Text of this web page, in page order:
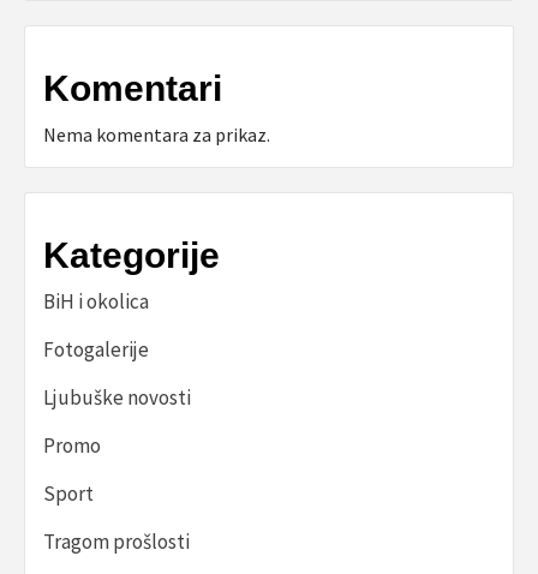
Komentari
Nema komentara za prikaz.
Kategorije
BiH i okolica
Fotogalerije
Ljubuške novosti
Promo
Sport
Tragom prošlosti